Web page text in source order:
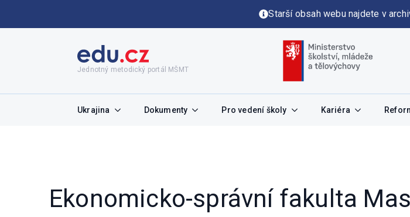
Starší obsah webu najdete v
Jednotný metodický portál MŠMT
Ukrajina Dokumenty Pro vedení školy Kariéra
Ekonomicko-správní fakulta